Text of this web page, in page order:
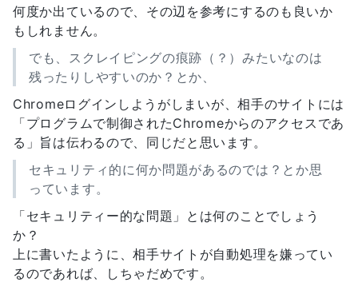
何度か出ているので、その辺を参考にするのも良いか
もしれません。
でも、スクレイピングの痕跡（？）みたいなのは
残ったりしやすいのか？とか、
Chromeログインしようがしまいが、相手のサイトには
「プログラムで制御されたChromeからのアクセスであ
る」旨は伝わるので、同じだと思います。
セキュリティ的に何か問題があるのでは？とか思
っています。
「セキュリティー的な問題」とは何のことでしょう
か？
上に書いたように、相手サイトが自動処理を嫌ってい
るのであれば、しちゃだめです。